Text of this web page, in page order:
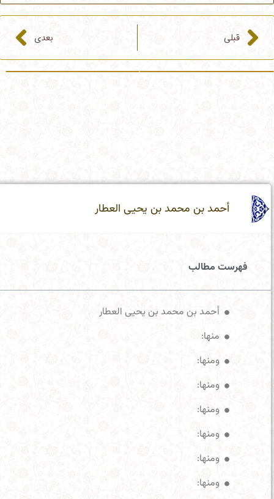
قبلی
قبلی بعدی
أحمد بن محمد بن یحیى العطار
فهرست مطالب
أحمد بن محمد بن یحیى العطار
منها:
ومنها:
ومنها:
ومنها:
ومنها:
ومنها:
ومنها: